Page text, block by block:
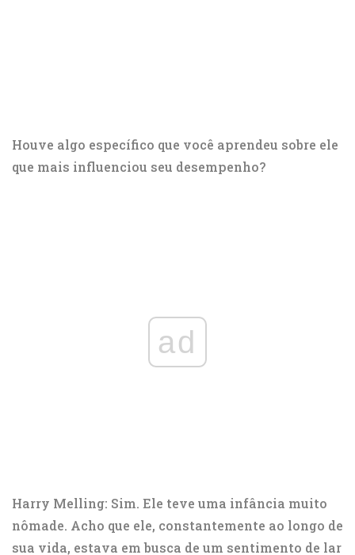
Houve algo específico que você aprendeu sobre ele
que mais influenciou seu desempenho?
ad
Harry Melling: Sim. Ele teve uma infância muito
nômade. Acho que ele, constantemente ao longo de
sua vida, estava em busca de um sentimento de lar